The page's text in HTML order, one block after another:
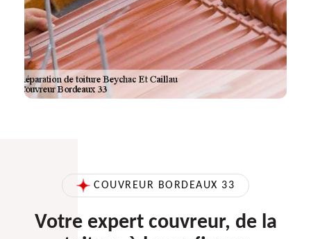
COUVREUR BORDEAUX 33
Votre expert couvreur, de la